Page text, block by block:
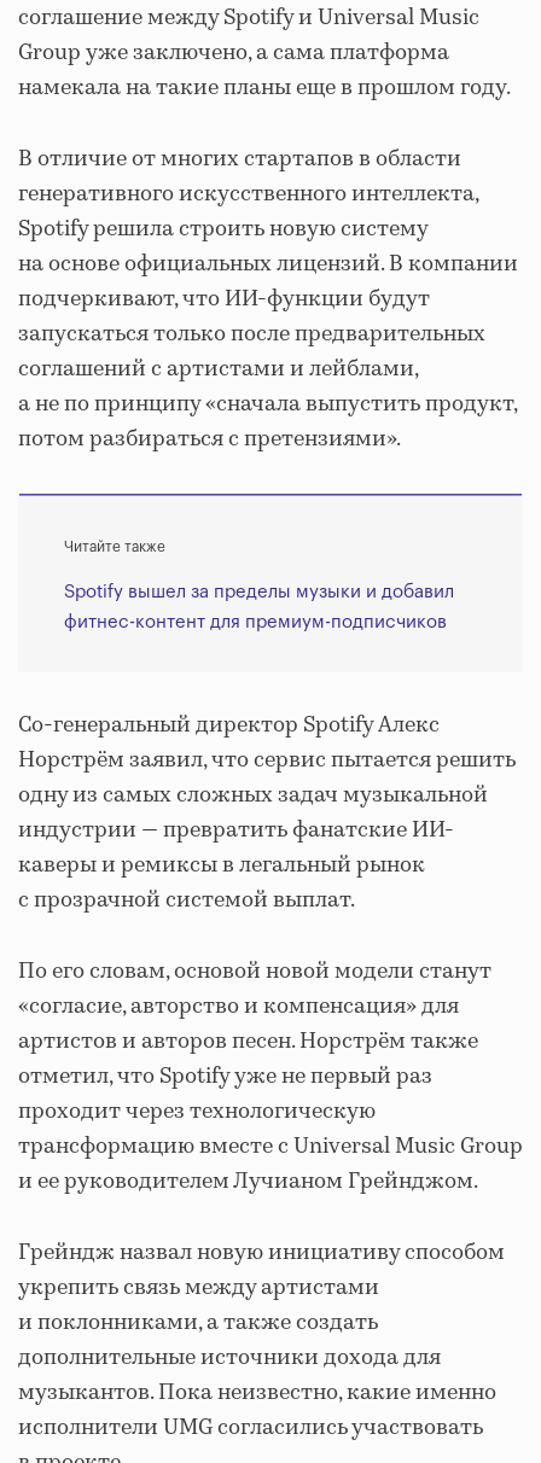
соглашение между Spotify и Universal Music
Group уже заключено, а сама платформа
намекала на такие планы еще в прошлом году.
В отличие от многих стартапов в области
генеративного искусственного интеллекта,
Spotify решила строить новую систему
на основе официальных лицензий. В компании
подчеркивают, что ИИ-функции будут
запускаться только после предварительных
соглашений с артистами и лейблами,
а не по принципу «сначала выпустить продукт,
потом разбираться с претензиями».
Читайте также
Spotify вышел за пределы музыки и добавил
фитнес-контент для премиум-подписчиков
Со-генеральный директор Spotify Алекс
Норстрём заявил, что сервис пытается решить
одну из самых сложных задач музыкальной
индустрии — превратить фанатские ИИ-
каверы и ремиксы в легальный рынок
с прозрачной системой выплат.
По его словам, основой новой модели станут
«согласие, авторство и компенсация» для
артистов и авторов песен. Норстрём также
отметил, что Spotify уже не первый раз
проходит через технологическую
трансформацию вместе с Universal Music Group
и ее руководителем Лучианом Грейнджом.
Грейндж назвал новую инициативу способом
укрепить связь между артистами
и поклонниками, а также создать
дополнительные источники дохода для
музыкантов. Пока неизвестно, какие именно
исполнители UMG согласились участвовать